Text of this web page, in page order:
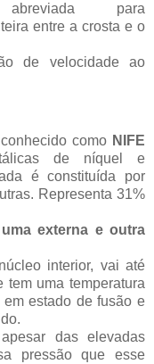
abreviada para
entre a crosta e o
de velocidade ao
como NIFE
de níquel e
é constituída por
Representa 31%
uma externa e outra
interior, vai até
uma temperatura
estado de fusão e
das elevadas
pressão que esse